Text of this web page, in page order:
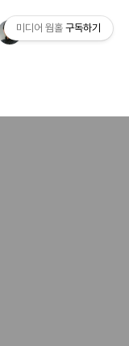
미디어 웜홀 구독하기